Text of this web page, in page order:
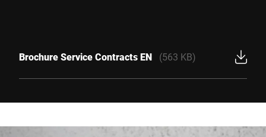
Brochure Service Contracts EN (563 KB)